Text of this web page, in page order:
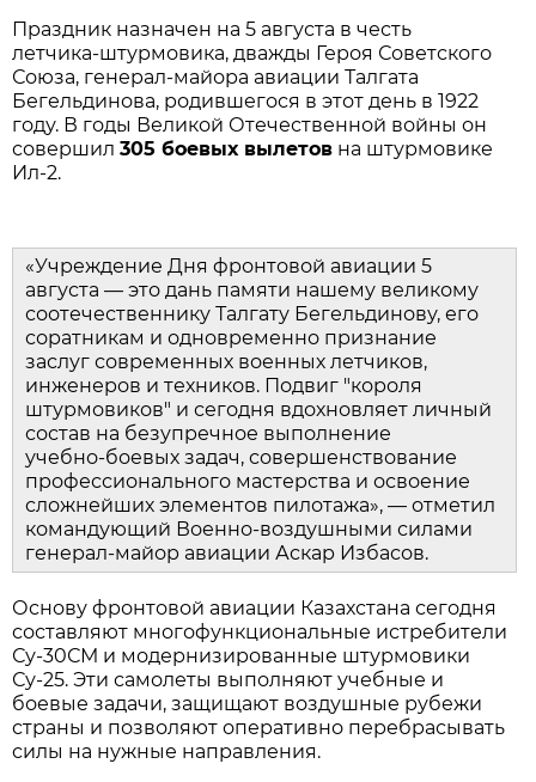
Праздник назначен на 5 августа в честь
летчика‑штурмовика, дважды Героя Советского
Союза, генерал‑майора авиации Талгата
Бегельдинова, родившегося в этот день в 1922
году. В годы Великой Отечественной войны он
совершил 305 боевых вылетов на штурмовике
Ил‑2.
«Учреждение Дня фронтовой авиации 5
августа — это дань памяти нашему великому
соотечественнику Талгату Бегельдинову, его
соратникам и одновременно признание
заслуг современных военных летчиков,
инженеров и техников. Подвиг "короля
штурмовиков" и сегодня вдохновляет личный
состав на безупречное выполнение
учебно‑боевых задач, совершенствование
профессионального мастерства и освоение
сложнейших элементов пилотажа», — отметил
командующий Военно‑воздушными силами
генерал‑майор авиации Аскар Избасов.
Основу фронтовой авиации Казахстана сегодня
составляют многофункциональные истребители
Су‑30СМ и модернизированные штурмовики
Су‑25. Эти самолеты выполняют учебные и
боевые задачи, защищают воздушные рубежи
страны и позволяют оперативно перебрасывать
силы на нужные направления.